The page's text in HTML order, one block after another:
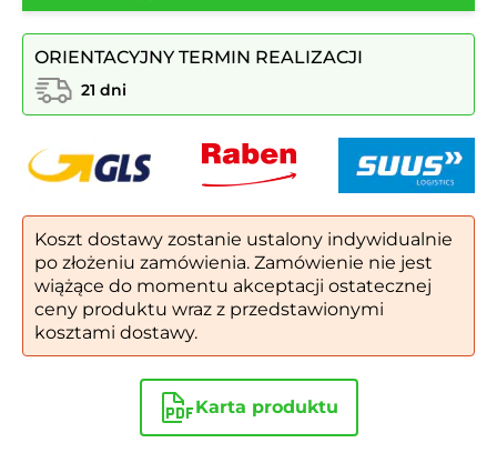
śmieci
ze
stali
nierdzewnej
KNS
INOX
ORIENTACYJNY TERMIN REALIZACJI
21 dni
Koszt dostawy zostanie ustalony indywidualnie
po złożeniu zamówienia. Zamówienie nie jest
wiążące do momentu akceptacji ostatecznej
ceny produktu wraz z przedstawionymi
kosztami dostawy.
Karta produktu